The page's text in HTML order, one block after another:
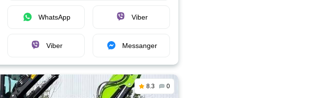
WhatsApp Viber
Viber Messanger
8.3 0